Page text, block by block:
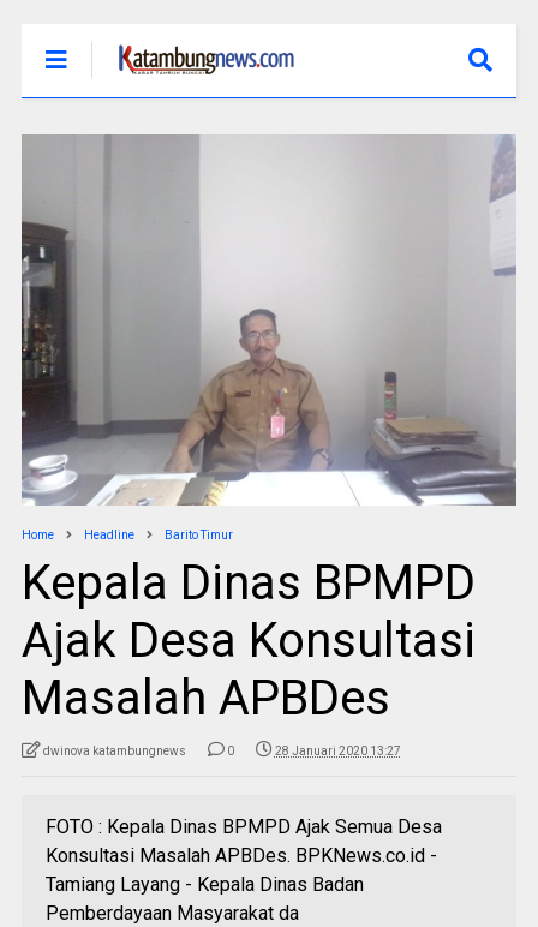
Home Headline Barito Timur
Kepala Dinas BPMPD
Ajak Desa Konsultasi
Masalah APBDes
dwinova katambungnews 0 28 Januari 2020 13:27
FOTO : Kepala Dinas BPMPD Ajak Semua Desa
Konsultasi Masalah APBDes. BPKNews.co.id -
Tamiang Layang - Kepala Dinas Badan
Pemberdayaan Masyarakat da